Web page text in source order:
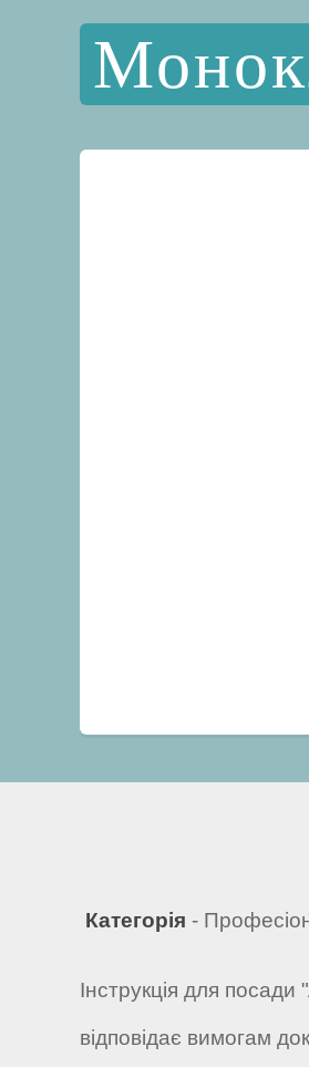
Категорія -
Інструкція для посади "
відповідає вимогам